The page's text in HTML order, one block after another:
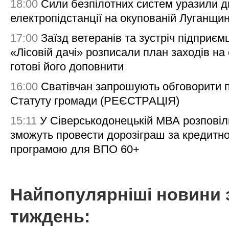
18:00 Сили безпілотних систем уразили
електропідстанції на окупованій
17:00 Заїзд ветеранів та зустріч
«Лісовій дачі» розписали план заходів на
готові його доповнити
16:00 Сватівчан запрошують обговорити
Статуту громади (РЕЄСТРАЦІЯ)
15:11 У Сіверськодонецькій МВА
зможуть провести дорозіграш за
програмою для ВПО 60+
Найпопулярніші новини
тиждень: